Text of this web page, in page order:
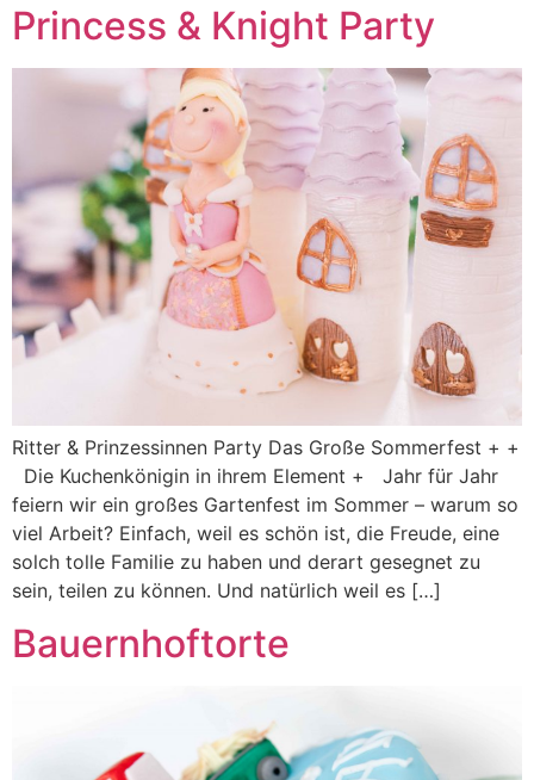
Princess & Knight Party
Ritter & Prinzessinnen Party Das Große Sommerfest + +
Die Kuchenkönigin in ihrem Element + Jahr für Jahr
feiern wir ein großes Gartenfest im Sommer – warum so
viel Arbeit? Einfach, weil es schön ist, die Freude, eine
solch tolle Familie zu haben und derart gesegnet zu
sein, teilen zu können. Und natürlich weil es […]
Bauernhoftorte